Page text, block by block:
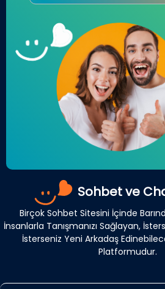
Sohbet ve
Birçok Sohbet Sitesini İçinde
İnsanlarla Tanışmanızı Sağlayan,
İsterseniz Yeni Arkadaş
Platformudur.